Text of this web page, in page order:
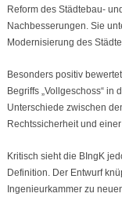
Reform des Städtebau-
Nachbesserungen. Sie
Modernisierung des
Besonders positiv
Begriffs „Vollgeschoss“
Unterschiede zwischen
Rechtssicherheit und
Kritisch sieht die BIngK
Definition. Der Entwurf
Ingenieurkammer zu